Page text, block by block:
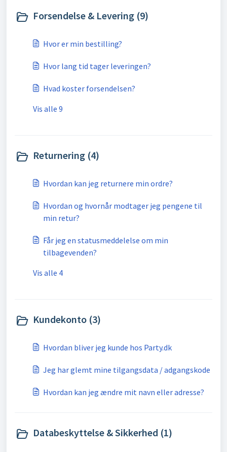
Forsendelse & Levering (9)
Hvor er min bestilling?
Hvor lang tid tager leveringen?
Hvad koster forsendelsen?
Vis alle 9
Returnering (4)
Hvordan kan jeg returnere min ordre?
Hvordan og hvornår modtager jeg pengene til
min retur?
Får jeg en statusmeddelelse om min
tilbagevenden?
Vis alle 4
Kundekonto (3)
Hvordan bliver jeg kunde hos Party.dk
Jeg har glemt mine tilgangsdata / adgangskode
Hvordan kan jeg ændre mit navn eller adresse?
Databeskyttelse & Sikkerhed (1)